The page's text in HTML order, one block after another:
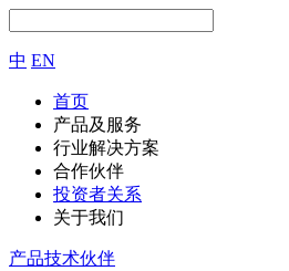
中 EN
首页
产品及服务
行业解决方案
合作伙伴
投资者关系
关于我们
产品技术伙伴